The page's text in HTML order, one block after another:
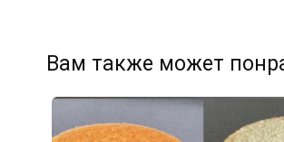
Вам также может